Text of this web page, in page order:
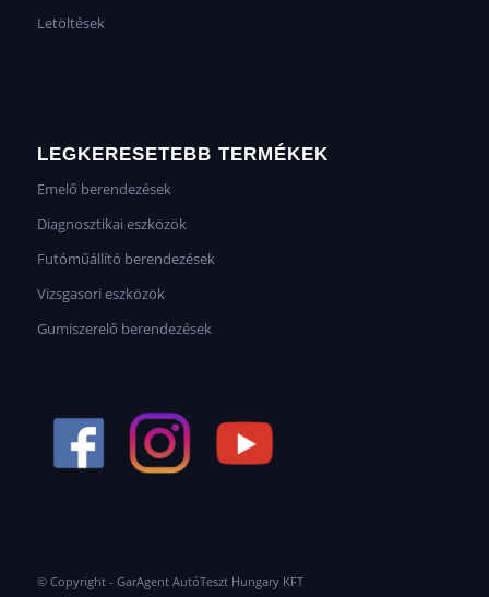
Letöltések
LEGKERESETEBB TERMÉKEK
Emelő berendezések
Diagnosztikai eszközök
Futóműállító berendezések
Vizsgasori eszközök
Gumiszerelő berendezések
© Copyright - GarAgent AutóTeszt Hungary KFT